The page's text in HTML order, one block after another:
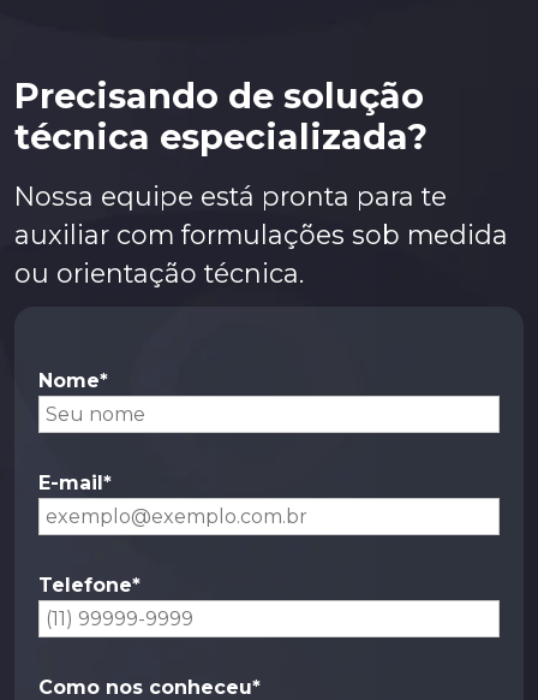
Precisando de solução
técnica especializada?
Nossa equipe está pronta para te
auxiliar com formulações sob medida
ou orientação técnica.
Nome*
E-mail*
Telefone*
Como nos conheceu*